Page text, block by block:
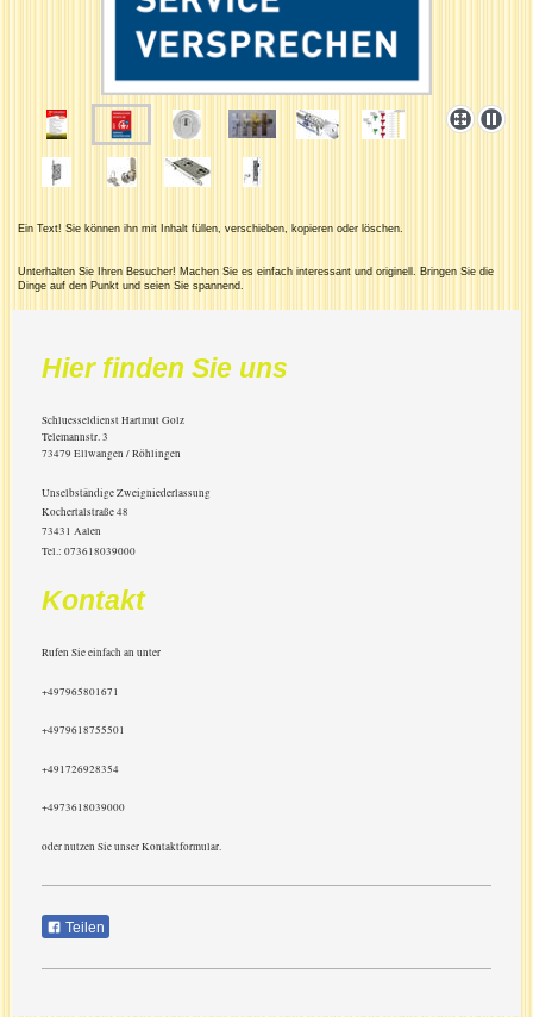
Ein Text! Sie können ihn mit Inhalt füllen, verschieben, kopieren oder löschen.
Unterhalten Sie Ihren Besucher! Machen Sie es einfach interessant und originell. Bringen Sie die
Dinge auf den Punkt und seien Sie spannend.
Hier finden Sie uns
Schluesseldienst Hartmut Golz
Telemannstr.3
73479Ellwangen / Röhlingen
Unselbständige Zweigniederlassung
Kochertalstraße 48
73431 Aalen
Tel.: 073618039000
Kontakt
Rufen Sie einfach an unter
+497965801671
+4979618755501
+491726928354
+4973618039000
oder nutzen Sie unser Kontaktformular.
Teilen